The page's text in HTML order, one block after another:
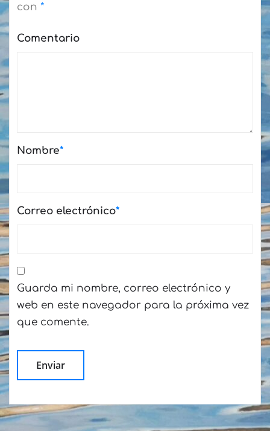
con *
Comentario
Nombre*
Correo electrónico*
Guarda mi nombre, correo electrónico y
web en este navegador para la próxima vez
que comente.